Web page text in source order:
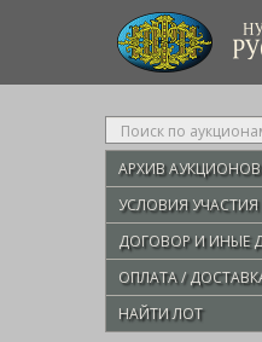
Type
your
search
here
АРХИВ АУКЦИОНОВ
УСЛОВИЯ
ДОГОВОР И ИНЫЕ
ОПЛАТА /
НАЙТИ ЛОТ